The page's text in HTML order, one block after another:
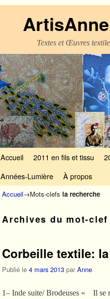
Textes et Œuvres
Accueil 2011 en fils et tissu
Années-Lumière
À propos
Accueil→Mots-clefs la recherche
Archives du mot-clef
Corbeille textile:
Publié le 4 mars 2013 par Anne
1– Inde suite/ Brodeuses « Il se